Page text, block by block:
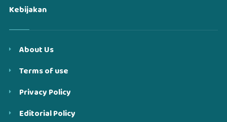
Kebijakan
About Us
Terms of use
Privacy Policy
Editorial Policy